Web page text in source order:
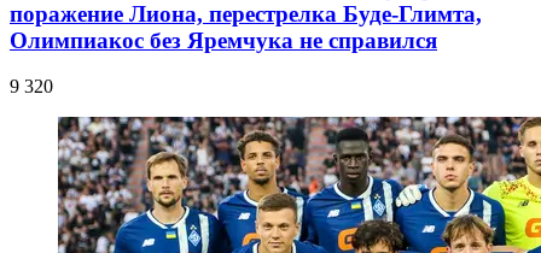
поражение Лиона, перестрелка Буде-Глимта,
Олимпиакос без Яремчука не справился
9 320